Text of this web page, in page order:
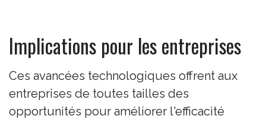
Implications pour les entreprises
Ces avancées technologiques offrent aux
entreprises de toutes tailles des
opportunités pour améliorer l'efficacité